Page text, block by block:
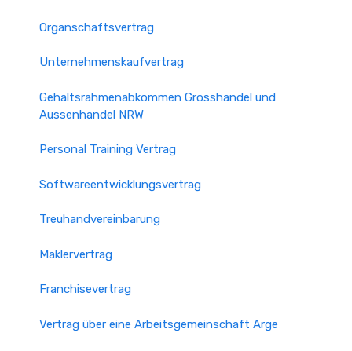
Organschaftsvertrag
Unternehmenskaufvertrag
Gehaltsrahmenabkommen Grosshandel und
Aussenhandel NRW
Personal Training Vertrag
Softwareentwicklungsvertrag
Treuhandvereinbarung
Maklervertrag
Franchisevertrag
Vertrag über eine Arbeitsgemeinschaft Arge